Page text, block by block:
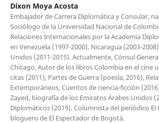
Dixon Moya Acosta
Embajador de Carrera Diplomática y Consular,
Sociólogo de la Universidad Nacional de
Relaciones Internacionales por la Academia
en Venezuela (1997-2000), Nicaragua (2003-
Unidos (2011-2015). Actualmente, Cónsul
Chicago. Autor de los libros Colombia en el cine
citas (2011), Partes de Guerra (poesía, 2016),
Extemporáneos, Cuentos de ciencia-ficción
Zayed, biografía de los Emiratos Árabes Unidos
Diplomáticos (2019). Columnista del periódico El
bloguero de El Espectador de Bogotá.